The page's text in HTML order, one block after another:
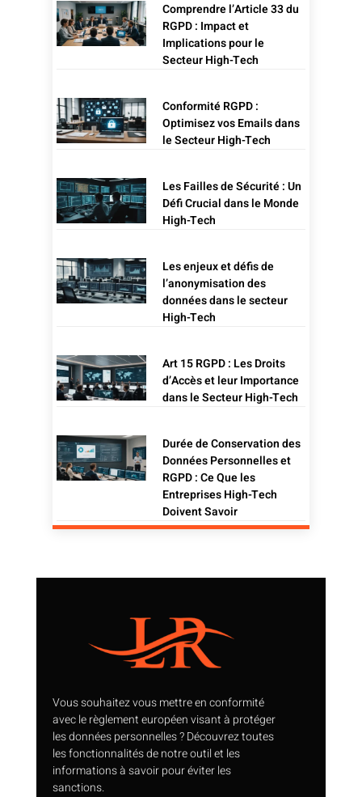
Comprendre l’Article 33 du
RGPD : Impact et
Implications pour le
Secteur High-Tech
Conformité RGPD :
Optimisez vos Emails dans
le Secteur High-Tech
Les Failles de Sécurité : Un
Défi Crucial dans le Monde
High-Tech
Les enjeux et défis de
l’anonymisation des
données dans le secteur
High-Tech
Art 15 RGPD : Les Droits
d’Accès et leur Importance
dans le Secteur High-Tech
Durée de Conservation des
Données Personnelles et
RGPD : Ce Que les
Entreprises High-Tech
Doivent Savoir
Vous souhaitez vous mettre en conformité
avec le règlement européen visant à protéger
les données personnelles ? Découvrez toutes
les fonctionnalités de notre outil et les
informations à savoir pour éviter les
sanctions.